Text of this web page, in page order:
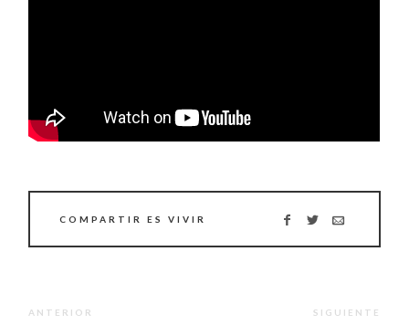
COMPARTIR ES VIVIR
ANTERIOR SIGUIENTE